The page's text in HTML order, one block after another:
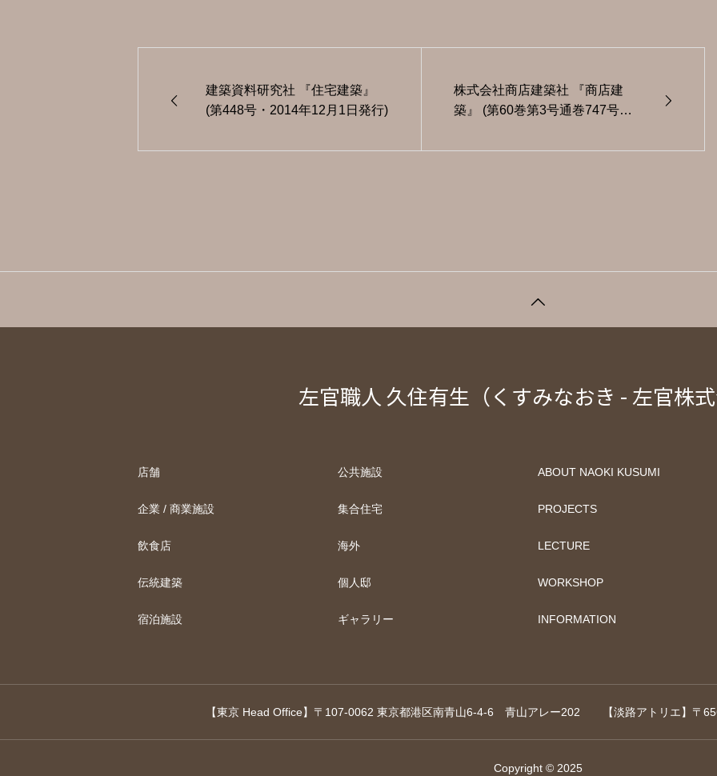
建築資料研究社 『住宅建築』
(第448号・2014年12月1日発行)
株式会社商店建築社 『商店建
築』 (第60巻第3号通巻747号・
左官職人 久住有生（くすみなおき - 左官株
店舗
企業 / 商業施設
飲食店
伝統建築
宿泊施設
公共施設
集合住宅
海外
個人邸
ギャラリー
ABOUT NAOKI KUSUMI
PROJECTS
LECTURE
WORKSHOP
INFORMATION
【東京 Head Office】〒107-0062 東京都港区南青山6-4-6 青山アレー202 【淡路アトリエ】〒
Copyright © 2025